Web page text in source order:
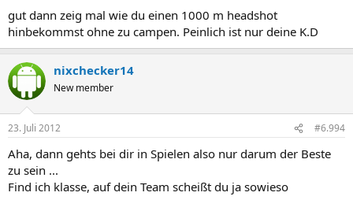
gut dann zeig mal wie du einen 1000 m headshot
hinbekommst ohne zu campen. Peinlich ist nur deine K.D
nixchecker14
New member
23. Juli 2012 #6.994
Aha, dann gehts bei dir in Spielen also nur darum der Beste
zu sein ...
Find ich klasse, auf dein Team scheißt du ja sowieso